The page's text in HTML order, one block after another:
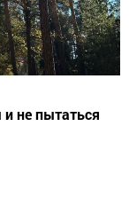
не пытаться